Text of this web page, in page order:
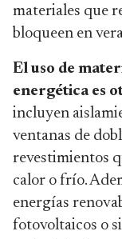
materiales que
bloqueen en
El uso de
energética es
incluyen
ventanas de
revestimientos
calor o frío.
energías
fotovoltaicos o